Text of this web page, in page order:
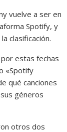
vuelve a ser en
Spotify, y
clasificación.
estas fechas
«Spotify
qué canciones
géneros
otros dos